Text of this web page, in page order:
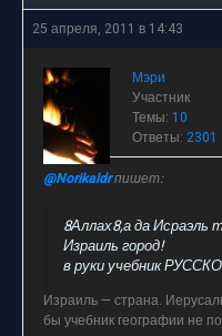
25 апреля, 2011 в 14:43
Мэри
Участник
Темы: 10
Ответы: 2301
@Norikaldrпишет:
8Аллах8,а да Исраэль
Израиль город!
в руки учебник
Израиль — страна.
бы учебник географии не